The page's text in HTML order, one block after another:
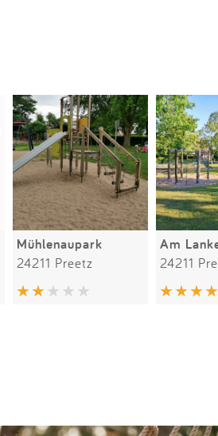
Mühlenaupark
24211 Preetz
Am
24211